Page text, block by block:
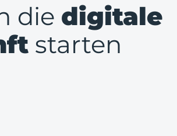
die digitale
starten